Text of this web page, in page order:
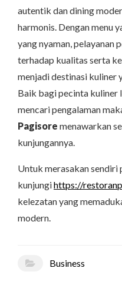
autentik dan dining
harmonis. Dengan menu
yang nyaman, pelayanan
terhadap kualitas serta
menjadi destinasi kuliner
Baik bagi pecinta kuliner
mencari pengalaman
Pagisore menawarkan
kunjungannya.
Untuk merasakan sendiri
kunjungihttps://
kelezatan yang
modern.
Business